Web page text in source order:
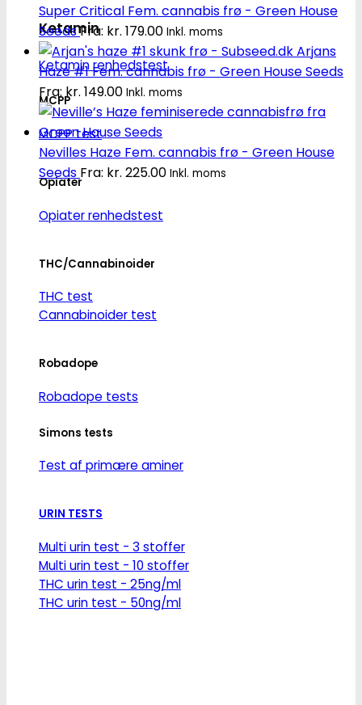
Ketamin
Ketamin renhedstest
MCPP
MCPP test
Opiater
Opiater renhedstest
THC/Cannabinoider
THC test
Cannabinoider test
Robadope
Robadope tests
Simons tests
Test af primære aminer
URIN TESTS
Multi urin test - 3 stoffer
Multi urin test - 10 stoffer
THC urin test - 25ng/ml
THC urin test - 50ng/ml
Super Critical Fem. cannabis frø - Green House
SeedsFra: kr. 179.00 Inkl. moms
Arjans
Haze #1 Fem. cannabis frø - Green House Seeds
Fra: kr. 149.00 Inkl. moms
Nevilles Haze Fem. cannabis frø - Green House
Seeds Fra: kr. 225.00 Inkl. moms